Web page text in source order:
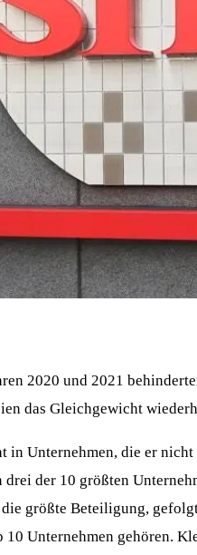
2020 und 2021
das Gleichgewicht
Unternehmen, die er
der 10 größten
größte Beteiligung,
10 Unternehmen gehören.